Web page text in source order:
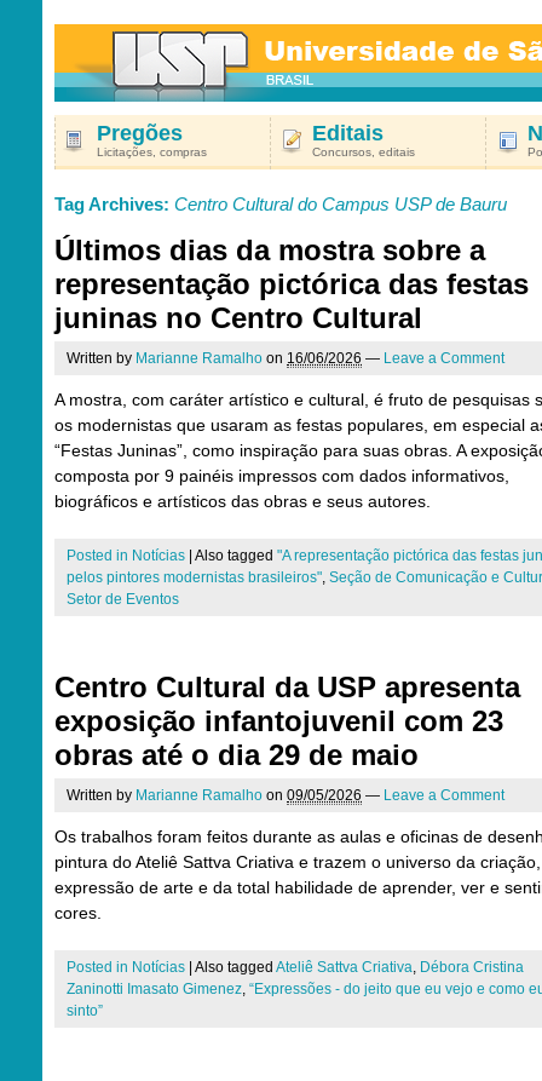
Pregões
Licitações, compras
Editais
Concursos, editais
Tag Archives: Centro Cultural do Campus USP de Bauru
Últimos dias da mostra sobre a
representação pictórica das festas
juninas no Centro Cultural
Written by Marianne Ramalho on 16/06/2026 — Leave a Comment
A mostra, com caráter artístico e cultural, é fruto de pesquisas
os modernistas que usaram as festas populares, em especial
“Festas Juninas”, como inspiração para suas obras. A
composta por 9 painéis impressos com dados informativos,
biográficos e artísticos das obras e seus autores.
Posted in Notícias Also tagged "A representação pictórica das festas
pelos pintores modernistas brasileiros", Seção de Comunicação e
Setor de Eventos
Centro Cultural da USP apresenta
exposição infantojuvenil com 23
obras até o dia 29 de maio
Written by Marianne Ramalho on 09/05/2026 — Leave a Comment
Os trabalhos foram feitos durante as aulas e oficinas de
pintura do Ateliê Sattva Criativa e trazem o universo da
expressão de arte e da total habilidade de aprender, ver e
cores.
Posted in Notícias Also tagged Ateliê Sattva Criativa, Débora Cristina
Zaninotti Imasato Gimenez, “Expressões - do jeito que eu vejo e como
sinto”